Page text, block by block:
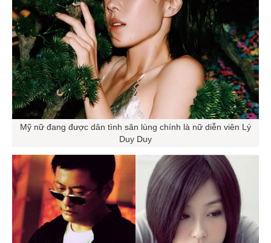
Mỹ nữ đang được dân tình săn lùng chính là nữ diễn viên Lý
Duy Duy